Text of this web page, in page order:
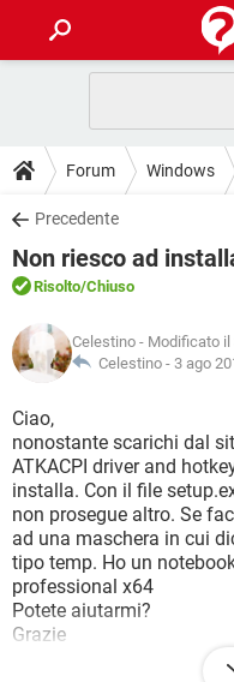
INTRATTENIMENTO
iOS
INSTAGRAM
TIKTOK
HARDWARE
GUIDE
COVID-19
iOS
INSTAGRAM
TIKTOK
DOWNLOAD
COVID-19
INTRATTENIMENTO
iOS
INSTAGRAM
TIKTOK
HARDWARE
FORUM
COVID-19
INTRATTENIMENTO
INSTAGRAM
TIKTOK
HARDWARE
GLOSSARIO
COVID-19
INTRATTENIMENTO
iOS
TIKTOK
HARDWARE
Forum Windows
Precedente
Non riesco ad
Risolto/Chiuso
Celestino - Modificato il
Celestino - 3 ago
Ciao,
nonostante scarichi dal
ATKACPI driver and
installa. Con il file
non prosegue altro. Se
ad una maschera in cui
tipo temp. Ho un
professional x64
Potete aiutarmi?
Grazie